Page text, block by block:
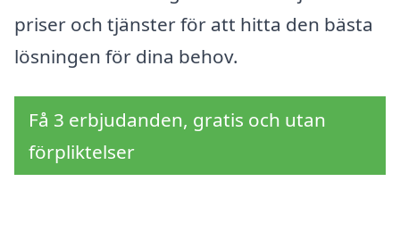
priser och tjänster för att hitta den bästa
lösningen för dina behov.
Få 3 erbjudanden, gratis och utan
förpliktelser